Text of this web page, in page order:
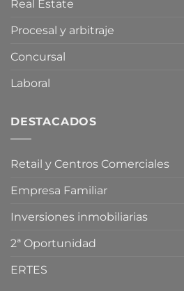
Real Estate
Procesal y arbitraje
Concursal
Laboral
DESTACADOS
Retail y Centros Comerciales
Empresa Familiar
Inversiones inmobiliarias
2ª Oportunidad
ERTES